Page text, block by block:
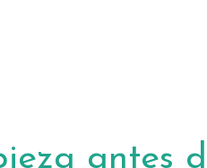
antes